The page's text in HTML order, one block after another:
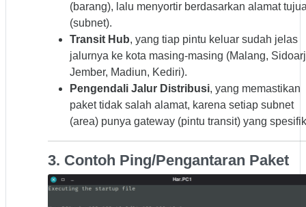
(barang), lalu menyortir berdasarkan alamat
(subnet).
Transit Hub, yang tiap pintu keluar sudah jelas
jalurnya ke kota masing-masing (Malang,
Jember, Madiun, Kediri).
Pengendali Jalur Distribusi, yang memastikan
paket tidak salah alamat, karena setiap subnet
(area) punya gateway (pintu transit) yang
3. Contoh Ping/Pengantaran Paket